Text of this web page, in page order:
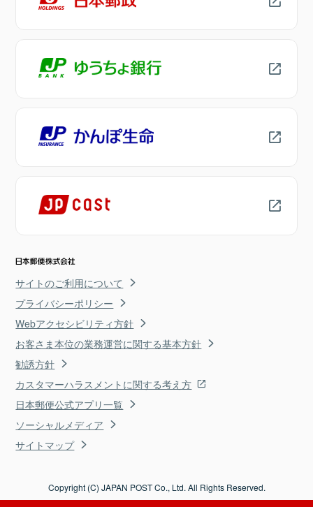
サイトのご利用について
プライバシーポリシー
Webアクセシビリティ方針
お客さま本位の業務運営に関する基本方針
勧誘方針
カスタマーハラスメントに関する考え方
日本郵便公式アプリ一覧
ソーシャルメディア
サイトマップ
Copyright (C) JAPAN POST Co., Ltd. All Rights Reserved.